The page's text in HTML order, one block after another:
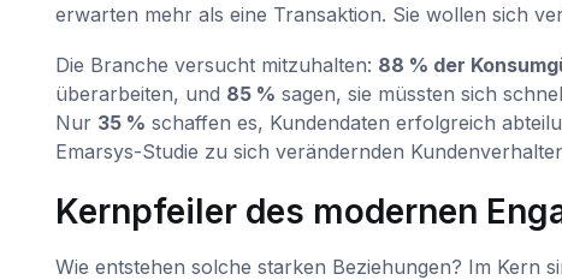
erwarten mehr als eine Transaktion. Sie wollen sich
Die Branche versucht mitzuhalten: 88 % der
überarbeiten, und 85 % sagen, sie müssten sich
Nur 35 % schaffen es, Kundendaten erfolgreich
Emarsys-Studie zu sich verändernden
Kernpfeiler des modernen
Wie entstehen solche starken Beziehungen? Im Kern